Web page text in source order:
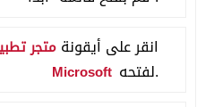
انقر على أيقونة متجر
Microsoft
لفتحه.